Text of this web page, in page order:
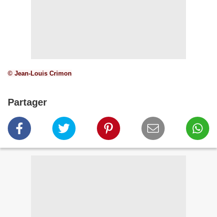
© Jean-Louis Crimon
Partager